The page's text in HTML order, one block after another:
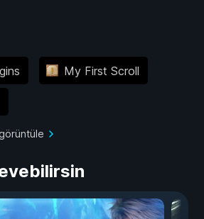
My First Scroll